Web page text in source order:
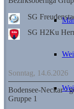
SG
SG H2Ku
Sonntag, 14.6.2026
Bodensee-Neckar -
Gruppe 1